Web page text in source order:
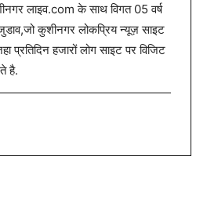
लाइव.com के साथ विगत 05 वर्ष
कुशीनगर लोकप्रिय न्यूज़ साइट
प्रतिदिन हजारों लोग साइट पर विजिट
है.